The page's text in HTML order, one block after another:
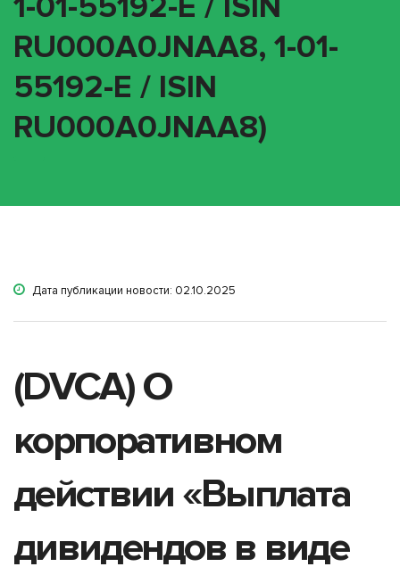
RU000A0JNAA8, 1-01-
55192-E / ISIN
RU000A0JNAA8)
Дата публикации новости: 02.10.2025
(DVCA) О
корпоративном
действии «Выплата
дивидендов в виде